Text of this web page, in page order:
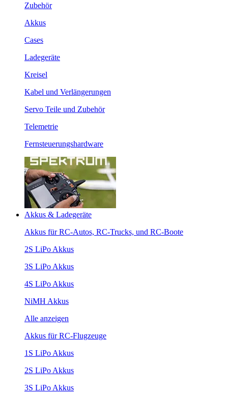
Zubehör
Akkus
Cases
Ladegeräte
Kreisel
Kabel und Verlängerungen
Servo Teile und Zubehör
Telemetrie
Fernsteuerungshardware
Akkus & Ladegeräte
Akkus für RC-Autos, RC-Trucks, und RC-Boote
2S LiPo Akkus
3S LiPo Akkus
4S LiPo Akkus
NiMH Akkus
Alle anzeigen
Akkus für RC-Flugzeuge
1S LiPo Akkus
2S LiPo Akkus
3S LiPo Akkus